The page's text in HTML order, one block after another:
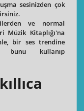
sesinizden çok
ve normal
Müzik Kitaplığı'na
bir ses trendine
bunu kullanıp